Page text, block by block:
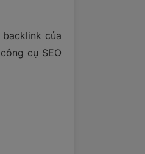
của
cụ SEO